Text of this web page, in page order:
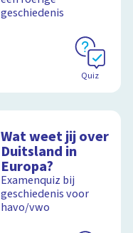
geschiedenis
Quiz
Wat weet jij over
Duitsland in
Europa?
Examenquiz bij
geschiedenis voor
havo/vwo